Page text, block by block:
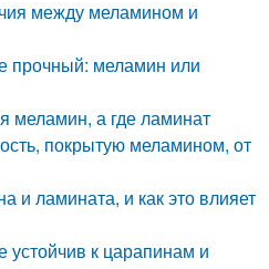
между меламином и
прочный: меламин или
меламин, а где ламинат
покрытую меламином, от
и ламината, и как это влияет
устойчив к царапинам и